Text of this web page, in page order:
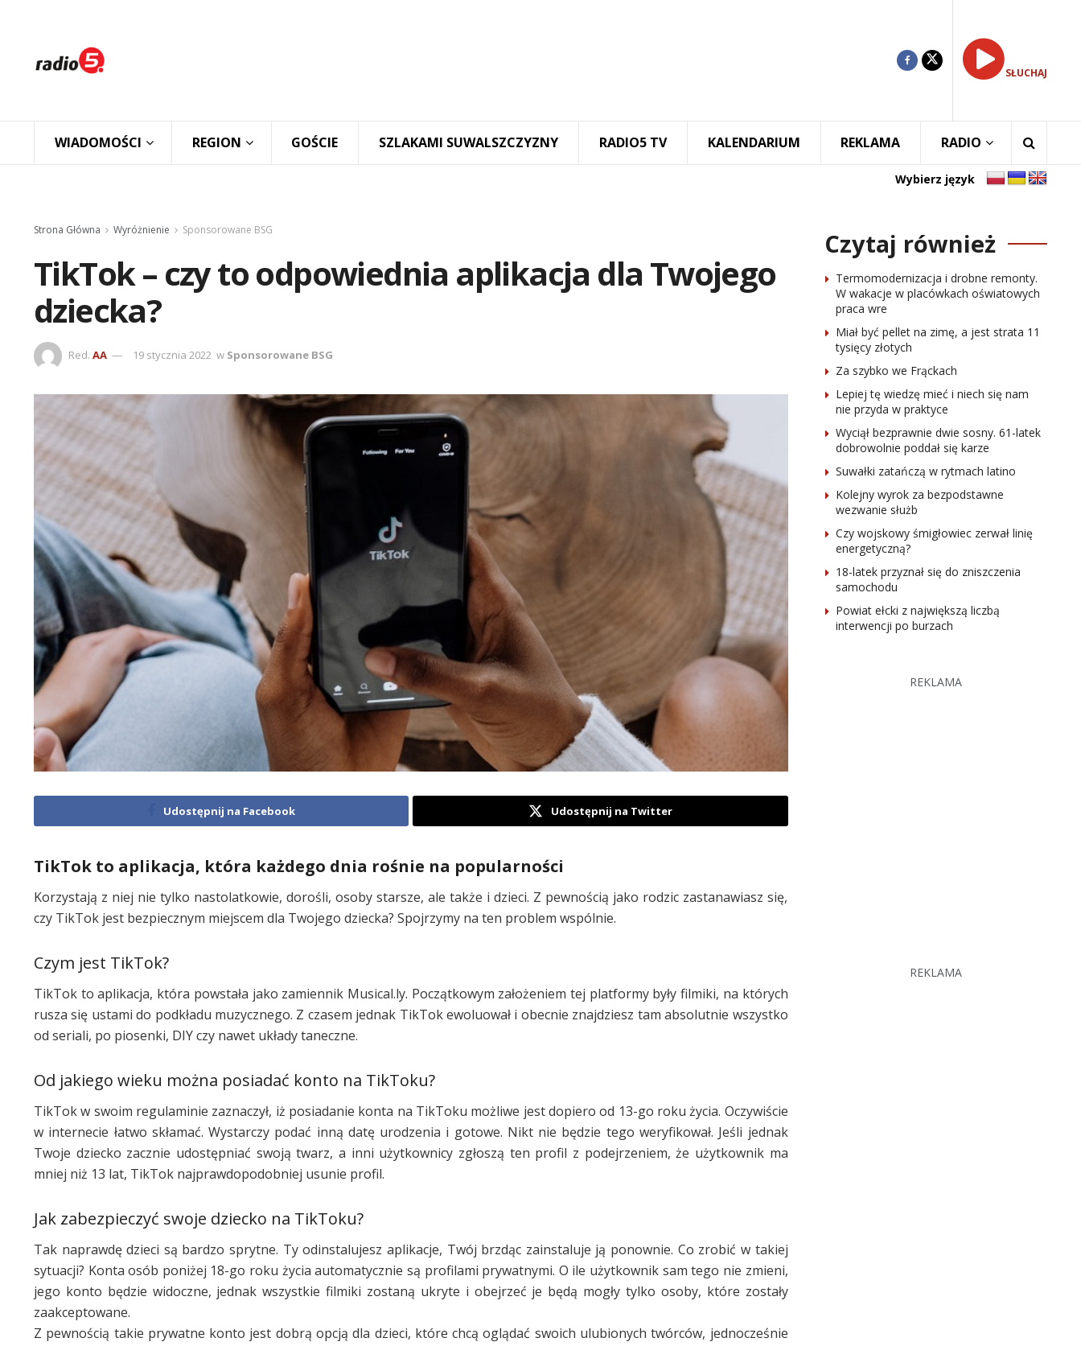
SŁUCHAJ
WIADOMOŚCI REGION GOŚCIE SZLAKAMI SUWALSZCZYZNY RADIO5 TV KALENDARIUM REKLAMA RADIO
Wybierz język
Strona Główna Wyróżnienie Sponsorowane BSG
TikTok – czy to odpowiednia aplikacja dla Twojego
dziecka?
Red. AA 19 stycznia 2022 w Sponsorowane BSG
Udostępnij na Facebook Udostępnij na Twitter
TikTok to aplikacja, która każdego dnia rośnie na popularności
Korzystają z niej nie tylko nastolatkowie, dorośli, osoby starsze, ale także i dzieci. Z pewnością jako rodzic zastanawiasz się,
czy TikTok jest bezpiecznym miejscem dla Twojego dziecka? Spojrzymy na ten problem wspólnie.
Czym jest TikTok?
TikTok to aplikacja, która powstała jako zamiennik Musical.ly. Początkowym założeniem tej platformy były filmiki, na których
rusza się ustami do podkładu muzycznego. Z czasem jednak TikTok ewoluował i obecnie znajdziesz tam absolutnie wszystko
od seriali, po piosenki, DIY czy nawet układy taneczne.
Od jakiego wieku można posiadać konto na TikToku?
TikTok w swoim regulaminie zaznaczył, iż posiadanie konta na TikToku możliwe jest dopiero od 13-go roku życia. Oczywiście
w internecie łatwo skłamać. Wystarczy podać inną datę urodzenia i gotowe. Nikt nie będzie tego weryfikował. Jeśli jednak
Twoje dziecko zacznie udostępniać swoją twarz, a inni użytkownicy zgłoszą ten profil z podejrzeniem, że użytkownik ma
mniej niż 13 lat, TikTok najprawdopodobniej usunie profil.
Jak zabezpieczyć swoje dziecko na TikToku?
Tak naprawdę dzieci są bardzo sprytne. Ty odinstalujesz aplikacje, Twój brzdąc zainstaluje ją ponownie. Co zrobić w takiej
sytuacji? Konta osób poniżej 18-go roku życia automatycznie są profilami prywatnymi. O ile użytkownik sam tego nie zmieni,
jego konto będzie widoczne, jednak wszystkie filmiki zostaną ukryte i obejrzeć je będą mogły tylko osoby, które zostały
zaakceptowane.
Z pewnością takie prywatne konto jest dobrą opcją dla dzieci, które chcą oglądać swoich ulubionych twórców, jednocześnie
Czytaj również
Termomodernizacja i drobne remonty.
W wakacje w placówkach oświatowych
praca wre
Miał być pellet na zimę, a jest strata 11
tysięcy złotych
Za szybko we Frąckach
Lepiej tę wiedzę mieć i niech się nam
nie przyda w praktyce
Wyciął bezprawnie dwie sosny. 61-latek
dobrowolnie poddał się karze
Suwałki zatańczą w rytmach latino
Kolejny wyrok za bezpodstawne
wezwanie służb
Czy wojskowy śmigłowiec zerwał linię
energetyczną?
18-latek przyznał się do zniszczenia
samochodu
Powiat ełcki z największą liczbą
interwencji po burzach
REKLAMA
REKLAMA